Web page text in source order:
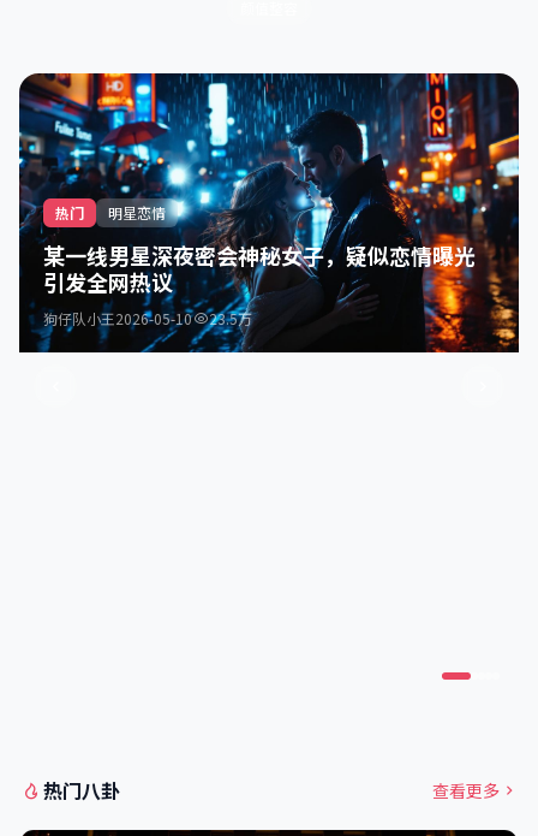
热门 明星恋情
某一线男星深夜密会神秘女子，疑似恋情曝光
引发全网热议
狗仔队小王2026-05-10 23.5万
热门 翻车事件
爆料小分队2026-05-09 18.9万
热门 片场八卦
圈内人士2026-05-08 15.7万
翻车事件
真相猎人2026-05-07 13.5万
热门 明星黑料
娱乐侦探2026-05-06 28.9万
热门八卦 查看更多